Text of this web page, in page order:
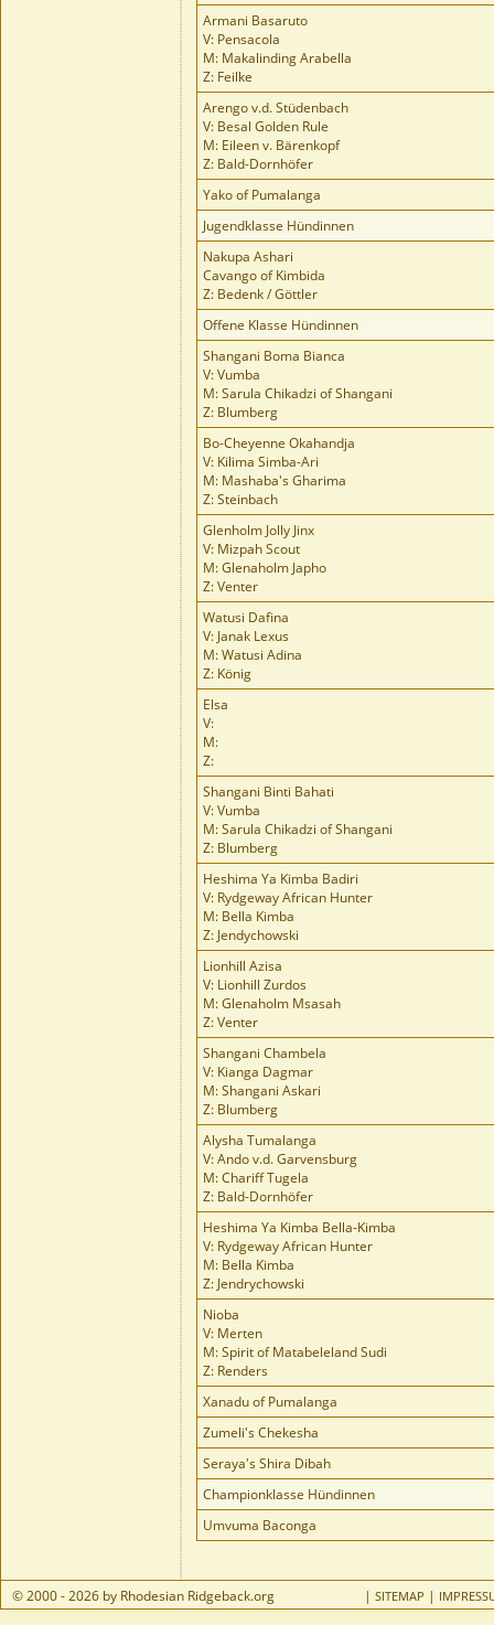
Armani Basaruto
V: Pensacola
M: Makalinding Arabella
Z: Feilke
Arengo v.d. Stüdenbach
V: Besal Golden Rule
M: Eileen v. Bärenkopf
Z: Bald-Dornhöfer
Yako of Pumalanga
Jugendklasse Hündinnen
Nakupa Ashari
Cavango of Kimbida
Z: Bedenk / Göttler
Offene Klasse Hündinnen
Shangani Boma Bianca
V: Vumba
M: Sarula Chikadzi of Shangani
Z: Blumberg
Bo-Cheyenne Okahandja
V: Kilima Simba-Ari
M: Mashaba's Gharima
Z: Steinbach
Glenholm Jolly Jinx
V: Mizpah Scout
M: Glenaholm Japho
Z: Venter
Watusi Dafina
V: Janak Lexus
M: Watusi Adina
Z: König
Elsa
V:
M:
Z:
Shangani Binti Bahati
V: Vumba
M: Sarula Chikadzi of Shangani
Z: Blumberg
Heshima Ya Kimba Badiri
V: Rydgeway African Hunter
M: Bella Kimba
Z: Jendychowski
Lionhill Azisa
V: Lionhill Zurdos
M: Glenaholm Msasah
Z: Venter
Shangani Chambela
V: Kianga Dagmar
M: Shangani Askari
Z: Blumberg
Alysha Tumalanga
V: Ando v.d. Garvensburg
M: Chariff Tugela
Z: Bald-Dornhöfer
Heshima Ya Kimba Bella-Kimba
V: Rydgeway African Hunter
M: Bella Kimba
Z: Jendrychowski
Nioba
V: Merten
M: Spirit of Matabeleland Sudi
Z: Renders
Xanadu of Pumalanga
Zumeli's Chekesha
Seraya's Shira Dibah
Championklasse Hündinnen
Umvuma Baconga
© 2000 - 2026 by Rhodesian Ridgeback.org | SITEMAP |